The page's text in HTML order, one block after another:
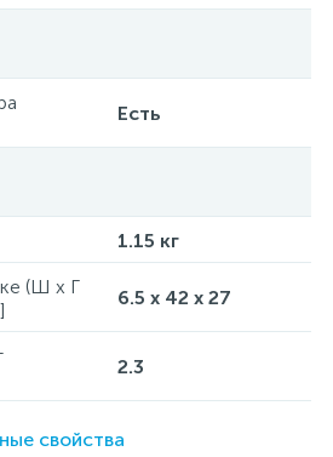
Есть
1.15 кг
(Ш x Г
6.5 x 42 x 27
2.3
свойства